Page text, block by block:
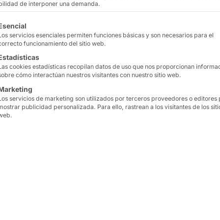
de PYRAMID:
pantalla táctil
precisión
de
se leen de
las múltiples posibilidades de
de interponer una demanda.
se enumeran los grupos de servicios para los
servicios esenciales permiten funciones básicas y son necesarios para el
funcionamiento del sitio web.
cookies estadísticas recopilan datos de uso que nos proporcionan
cómo interactúan nuestros visitantes con nuestro sitio web.
servicios de marketing son utilizados por terceros proveedores o editores
publicidad personalizada. Para ello, rastrean a los visitantes de los